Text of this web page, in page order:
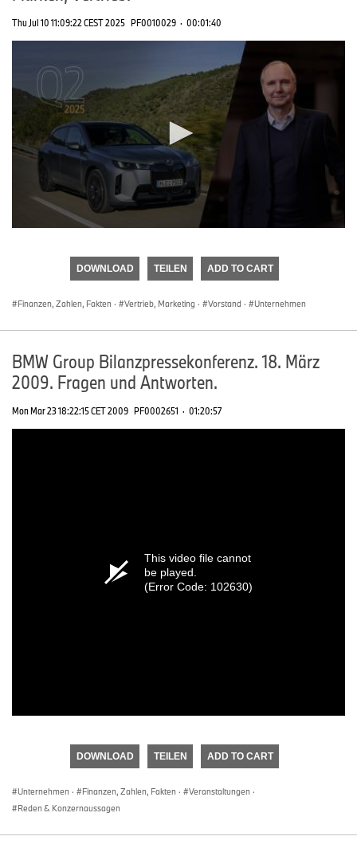
Thu Jul 10 11:09:22 CEST 2025 PF0010029 · 00:01:40
DOWNLOAD TEILEN ADD TO CART
Finanzen, Zahlen, Fakten · Vertrieb, Marketing · Vorstand · Unternehmen
BMW Group Bilanzpressekonferenz. 18. März
2009. Fragen und Antworten.
Mon Mar 23 18:22:15 CET 2009 PF0002651 · 01:20:57
This video file cannot
be played.
(Error Code: 102630)
DOWNLOAD TEILEN ADD TO CART
Unternehmen · Finanzen, Zahlen, Fakten · Veranstaltungen ·
Reden & Konzernaussagen